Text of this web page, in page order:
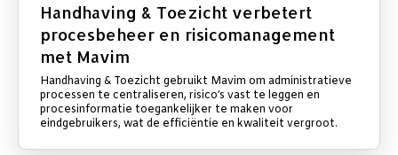
Handhaving & Toezicht verbetert
procesbeheer en risicomanagement
met Mavim
Handhaving & Toezicht gebruikt Mavim om administratieve
processen te centraliseren, risico’s vast te leggen en
procesinformatie toegankelijker te maken voor
eindgebruikers, wat de efficiëntie en kwaliteit vergroot.